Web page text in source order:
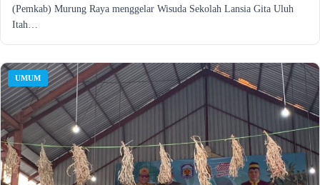
(Pemkab) Murung Raya menggelar Wisuda Sekolah Lansia Gita Uluh
Itah…
UMUM